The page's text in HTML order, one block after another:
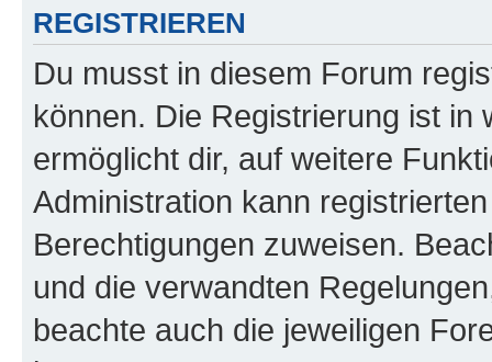
REGISTRIEREN
Du musst in diesem Forum
können. Die Registrierung ist in
ermöglicht dir, auf weitere
Administration kann
Berechtigungen zuweisen.
und die verwandten
beachte auch die jeweiligen